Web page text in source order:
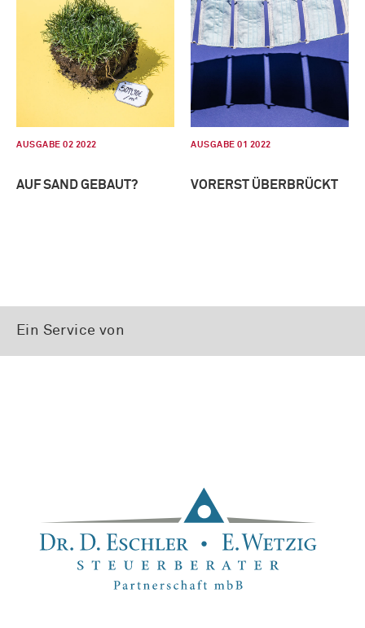
AUSGABE 02 2022
AUF SAND GEBAUT?
AUSGABE 01 2022
VORERST ÜBERBRÜCKT
Ein Service von